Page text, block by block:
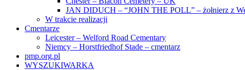
JAN DIDUCH – “JOHN THE POLL” – żołnierz z
W trakcie realizacji
Cmentarze
Leicester – Welford Road Cementary
Niemcy – Horstfriedhof Stade – cmentarz
pmp.org.pl
WYSZUKIWARKA